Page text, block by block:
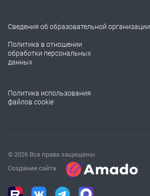
Сведения об образовательной организации
Политика в отношении
обработки персональных
данных
Политика использования
файлов cookie
© 2026 Все права защищены.
Создание сайта